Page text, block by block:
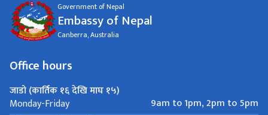
Government of Nepal
Embassy of Nepal
Canberra, Australia
Office hours
जाडो (कार्तिक १६ देखि माघ १५)
Monday-Friday
9am to 1pm, 2pm to 5pm